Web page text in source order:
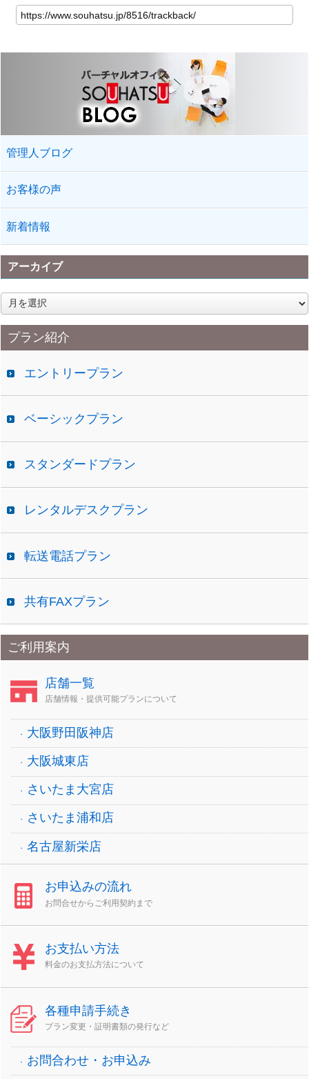
管理人ブログ
お客様の声
新着情報
アーカイブ
ア
ー
カ
イプラン紹介
エントリープラン
ベーシックプラン
スタンダードプラン
レンタルデスクプラン
転送電話プラン
共有FAXプラン
ご利用案内
店舗一覧
店舗情報・提供可能プランについて
大阪野田阪神店
大阪城東店
さいたま大宮店
さいたま浦和店
名古屋新栄店
お申込みの流れ
お問合せからご利用契約まで
お支払い方法
料金のお支払方法について
各種申請手続き
プラン変更・証明書類の発行など
お問合わせ・お申込み